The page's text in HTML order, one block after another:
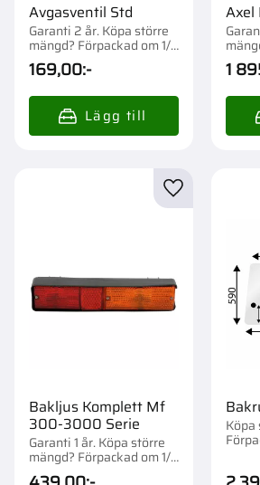
Avgasventil Std
Garanti 2 år. Köpa större
mängd? Förpackad om 1/4
st.
169,00:- st.
1
Bakljus Komplett Mf
300-3000 Serie
Garanti 1 år. Köpa större
mängd? Förpackad om 1/2
st.
Lägg till i
Köpa